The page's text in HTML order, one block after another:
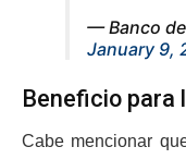
— Banco
January 9,
Beneficio para
Cabe mencionar